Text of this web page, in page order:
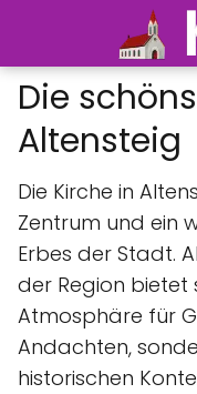
Die
Altensteig
Die Kirche in
Zentrum und ein
Erbes der Stadt.
der Region bietet
Atmosphäre für
Andachten,
historischen